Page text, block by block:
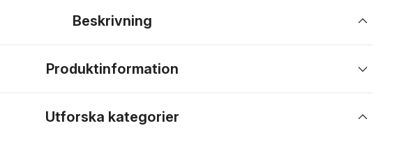
Beskrivning
Produktinformation
Utforska kategorier